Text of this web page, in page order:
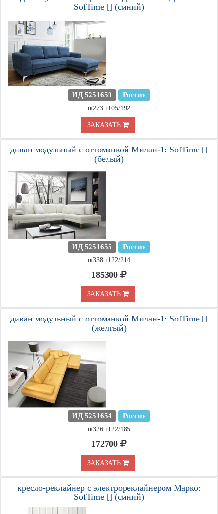
SofTime [] (синий)
ИД 5251659 Россия
ш273 г105/192
ЗАКАЗАТЬ
диван модульный с оттоманкой Милан-1: SofTime []
(белый)
ИД 5251655 Россия
ш338 г122/214
185300
ЗАКАЗАТЬ
диван модульный с оттоманкой Милан-1: SofTime []
(желтый)
ИД 5251654 Россия
ш326 г122/185
172700
ЗАКАЗАТЬ
кресло-реклайнер c электрореклайнером Марко:
SofTime [] (синий)